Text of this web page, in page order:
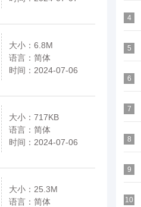
大小：6.8M
语言：简体
时间：2024-07-06
大小：717KB
语言：简体
时间：2024-07-06
大小：25.3M
语言：简体
4
5
6
7
8
9
10